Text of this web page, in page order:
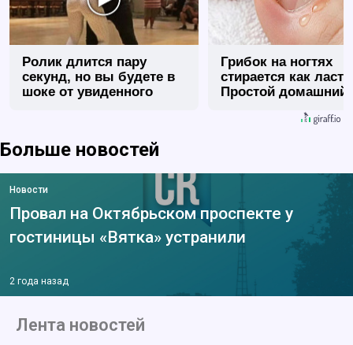
Ролик длится пару
секунд, но вы будете в
шоке от увиденного
Грибок на ногтях
стирается как
Простой домашний
Больше новостей
Новости
Провал на Октябрьском проспекте у
гостиницы «Вятка» устранили
2 года назад
Лента новостей